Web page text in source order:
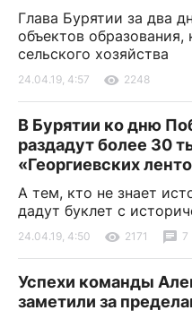
Глава Бурятии за два
объектов
сельского хозяйства
24.04.19, 4:57 2248
В Бурятии ко дню
раздадут более 30
«Георгиевских
А тем, кто не знает
дадут буклет с
24.04.19, 4:50 2171 7
Успехи команды
заметили за